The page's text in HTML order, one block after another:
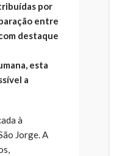
por
entre
destaque
esta
a
à
Jorge. A